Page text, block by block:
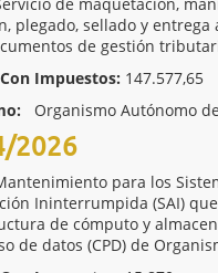
plegado, sellado y entrega
de gestión
Impuestos: 147.577,65
Organismo Autónomo
2026
para los
Ininterrumpida (SAI)
de cómputo y
de datos (CPD) de